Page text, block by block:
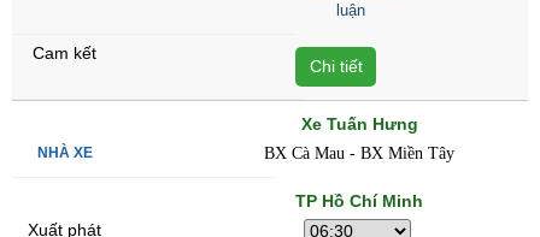
luận
Chi tiết
Xe Tuấn Hưng
BX Cà Mau - BX Miền Tây
TP Hồ Chí Minh